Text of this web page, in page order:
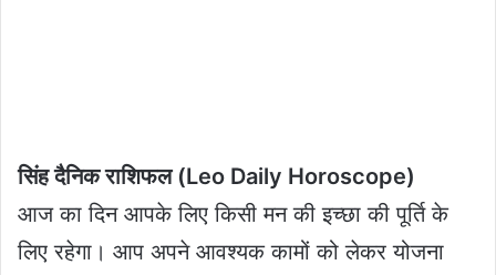
सिंह दैनिक राशिफल (Leo Daily Horoscope)
आज का दिन आपके लिए किसी मन की इच्छा की पूर्ति के
लिए रहेगा। आप अपने आवश्यक कामों को लेकर योजना